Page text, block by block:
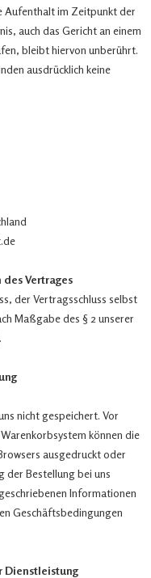
Aufenthalt im Zeitpunkt der
auch das Gericht an einem
bleibt hiervon unberührt.
ausdrücklich keine
Vertrages
der Vertragsschluss selbst
Maßgabe des § 2 unserer
nicht gespeichert. Vor
können die
ausgedruckt oder
der Bestellung bei uns
Informationen
Geschäftsbedingungen
Dienstleistung